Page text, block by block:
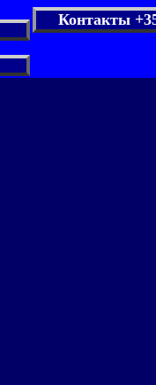
Контакты